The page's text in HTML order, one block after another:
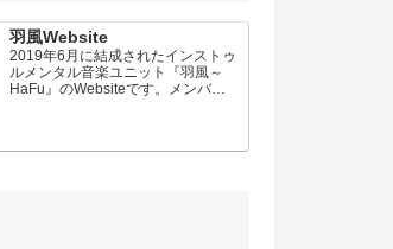
羽風Website
2019年6月に結成されたインストゥ
ルメンタル音楽ユニット『羽風～
HaFu』のWebsiteです。メンバー